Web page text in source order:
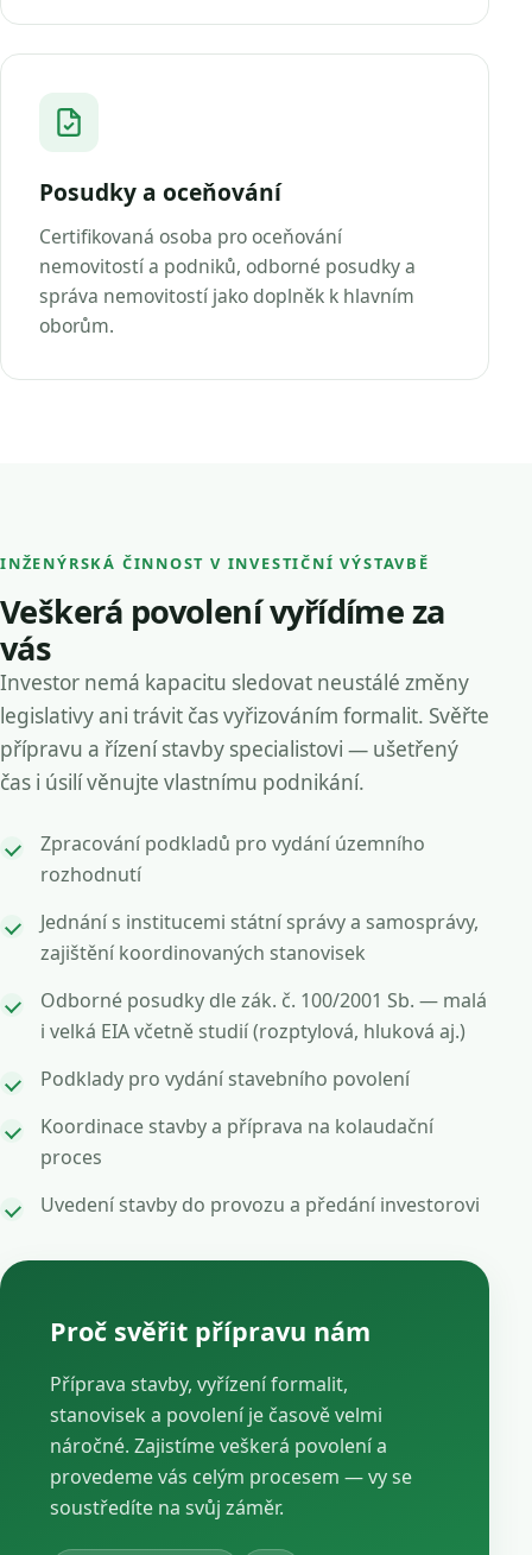
Posudky a oceňování
Certifikovaná osoba pro oceňování
nemovitostí a podniků, odborné posudky a
správa nemovitostí jako doplněk k hlavním
oborům.
INŽENÝRSKÁ ČINNOST V INVESTIČNÍ VÝSTAVBĚ
Veškerá povolení vyřídíme za
vás
Investor nemá kapacitu sledovat neustálé změny
legislativy ani trávit čas vyřizováním formalit. Svěřte
přípravu a řízení stavby specialistovi — ušetřený
čas i úsilí věnujte vlastnímu podnikání.
Zpracování podkladů pro vydání územního
rozhodnutí
Jednání s institucemi státní správy a samosprávy,
zajištění koordinovaných stanovisek
Odborné posudky dle zák. č. 100/2001 Sb. — malá
i velká EIA včetně studií (rozptylová, hluková aj.)
Podklady pro vydání stavebního povolení
Koordinace stavby a příprava na kolaudační
proces
Uvedení stavby do provozu a předání investorovi
Proč svěřit přípravu nám
Příprava stavby, vyřízení formalit,
stanovisek a povolení je časově velmi
náročné. Zajistíme veškerá povolení a
provedeme vás celým procesem — vy se
soustředíte na svůj záměr.